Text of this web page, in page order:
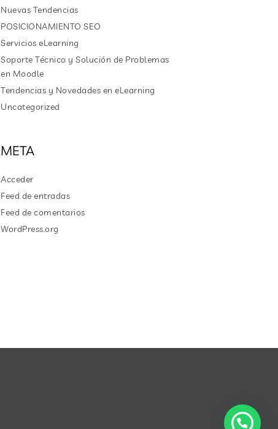
Nuevas Tendencias
POSICIONAMIENTO SEO
Servicios eLearning
Soporte Técnico y Solución de Problemas
en Moodle
Tendencias y Novedades en eLearning
Uncategorized
META
Acceder
Feed de entradas
Feed de comentarios
WordPress.org